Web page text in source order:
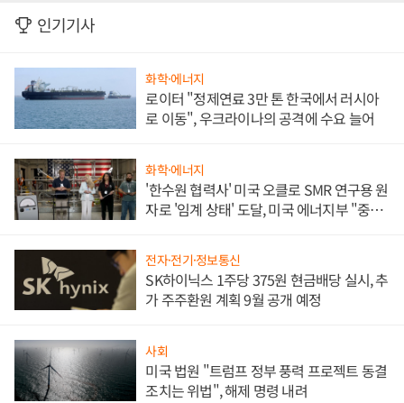
인기기사
화학·에너지
로이터 "정제연료 3만 톤 한국에서 러시아
로 이동", 우크라이나의 공격에 수요 늘어
화학·에너지
'한수원 협력사' 미국 오클로 SMR 연구용 원
자로 '임계 상태' 도달, 미국 에너지부 "중요
전자·전기·정보통신
SK하이닉스 1주당 375원 현금배당 실시, 추
가 주주환원 계획 9월 공개 예정
사회
미국 법원 "트럼프 정부 풍력 프로젝트 동결
조치는 위법", 해제 명령 내려